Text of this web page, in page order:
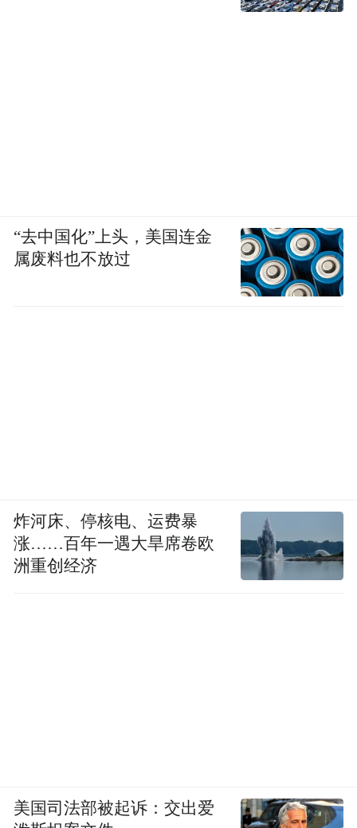
“去中国化”上头，美国连金
属废料也不放过
炸河床、停核电、运费暴
涨……百年一遇大旱席卷欧
洲重创经济
美国司法部被起诉：交出爱